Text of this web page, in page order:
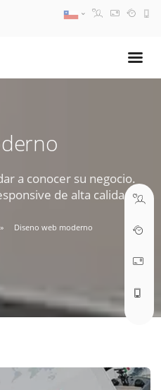
a conocer su negocio.
de alta calidad.
Diseno web moderno
PM